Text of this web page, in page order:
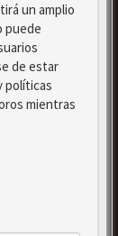
un amplio
puede
de estar
políticas
mientras